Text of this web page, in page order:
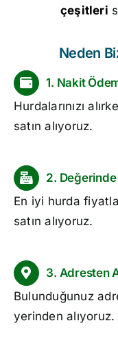
çeşitleri
Neden
1. Nakit
Hurdalarınızı
satın alıyoruz.
2. Değerinde
En iyi hurda
satın alıyoruz.
3. Adresten
Bulunduğunuz
yerinden alıyoruz.